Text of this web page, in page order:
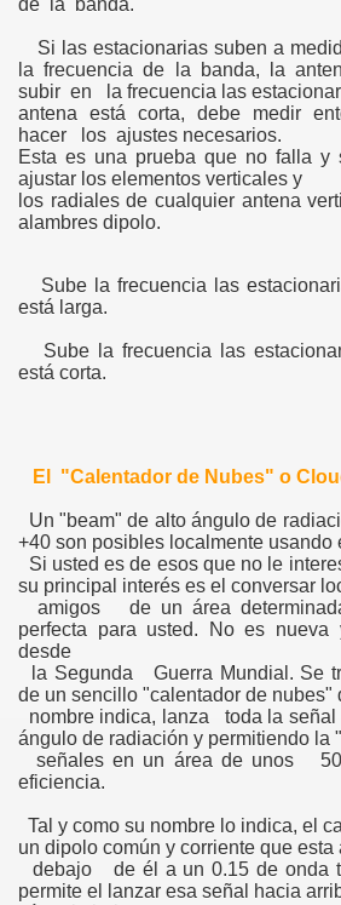
de la banda.
Si las estacionarias suben a
la frecuencia de la banda, la
subir en la frecuencia las
antena está corta, debe medir
hacer los ajustes necesarios.
Esta es una prueba que no falla y
ajustar los elementos verticales y
los radiales de cualquier antena
alambres dipolo.
Sube la frecuencia las
está larga.
Sube la frecuencia las
está corta.
El "Calentador de Nubes" o
Un "beam" de alto ángulo de
+40 son posibles localmente usando
Si usted es de esos que no le
su principal interés es el conversar
amigos de un área
perfecta para usted. No es
desde
la Segunda Guerra Mundial. Se
de un sencillo "calentador de nubes"
nombre indica, lanza toda la señal
ángulo de radiación y permitiendo la
señales en un área de unos
eficiencia.
Tal y como su nombre lo indica, el
un dipolo común y corriente que esta
debajo de él a un 0.15 de onda
permite el lanzar esa señal hacia